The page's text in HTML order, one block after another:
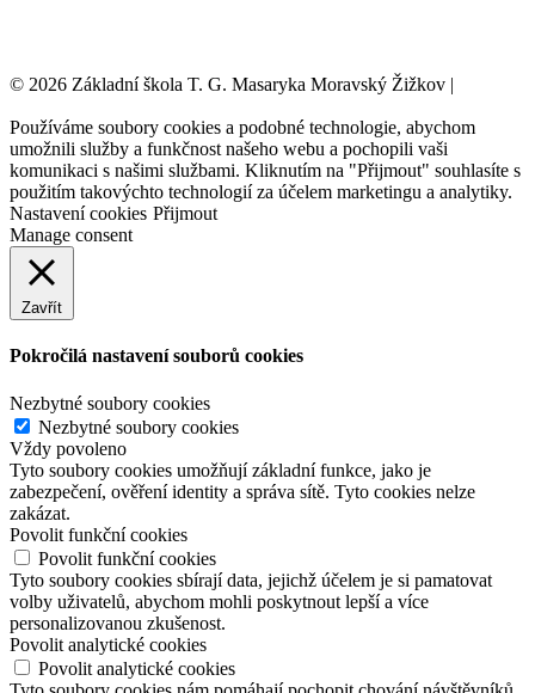
© 2026 Základní škola T. G. Masaryka Moravský Žižkov |
Používáme soubory cookies a podobné technologie, abychom
umožnili služby a funkčnost našeho webu a pochopili vaši
komunikaci s našimi službami. Kliknutím na "Přijmout" souhlasíte s
použitím takovýchto technologií za účelem marketingu a analytiky.
Nastavení cookies Přijmout
Manage consent
Zavřít
Pokročilá nastavení souborů cookies
Nezbytné soubory cookies
Nezbytné soubory cookies
Vždy povoleno
Tyto soubory cookies umožňují základní funkce, jako je
zabezpečení, ověření identity a správa sítě. Tyto cookies nelze
zakázat.
Povolit funkční cookies
Povolit funkční cookies
Tyto soubory cookies sbírají data, jejichž účelem je si pamatovat
volby uživatelů, abychom mohli poskytnout lepší a více
personalizovanou zkušenost.
Povolit analytické cookies
Povolit analytické cookies